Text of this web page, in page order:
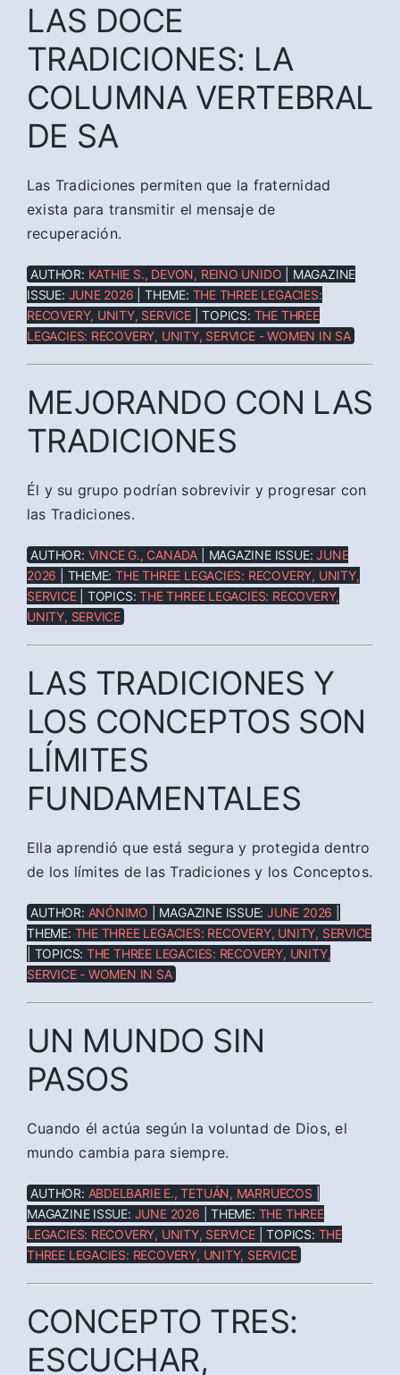
LAS DOCE
TRADICIONES: LA
COLUMNA VERTEBRAL
DE SA
Las Tradiciones permiten que la fraternidad
exista para transmitir el mensaje de
recuperación.
AUTHOR: KATHIE S., DEVON, REINO UNIDO | MAGAZINE
ISSUE: JUNE 2026 | THEME: THE THREE LEGACIES:
RECOVERY, UNITY, SERVICE| TOPICS: THE THREE
LEGACIES: RECOVERY, UNITY, SERVICE - WOMEN IN SA
MEJORANDO CON LAS
TRADICIONES
Él y su grupo podrían sobrevivir y progresar con
las Tradiciones.
AUTHOR: VINCE G., CANADA | MAGAZINE ISSUE:JUNE
2026 | THEME:THE THREE LEGACIES: RECOVERY, UNITY,
SERVICE| TOPICS:THE THREE LEGACIES: RECOVERY,
UNITY, SERVICE
LAS TRADICIONES Y
LOS CONCEPTOS SON
LÍMITES
FUNDAMENTALES
Ella aprendió que está segura y protegida dentro
de los límites de las Tradiciones y los Conceptos.
AUTHOR: ANÓNIMO | MAGAZINE ISSUE:JUNE 2026
THEME: THE THREE LEGACIES: RECOVERY, UNITY, SERVICE
| TOPICS: THE THREE LEGACIES: RECOVERY, UNITY,
SERVICE - WOMEN IN SA
UN MUNDO SIN
PASOS
Cuando él actúa según la voluntad de Dios, el
mundo cambia para siempre.
AUTHOR: ABDELBARIE E., TETUÁN, MARRUECOS
MAGAZINE ISSUE: JUNE 2026 | THEME: THE THREE
LEGACIES: RECOVERY, UNITY, SERVICE| TOPICS: THE
THREE LEGACIES: RECOVERY, UNITY, SERVICE
CONCEPTO TRES:
ESCUCHAR,